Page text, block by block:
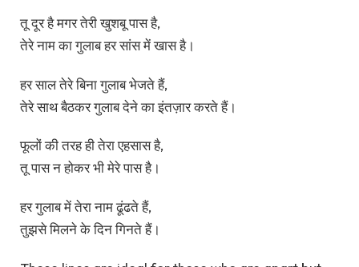
तू दूर है मगर तेरी खुशबू पास है,
तेरे नाम का गुलाब हर सांस में खास है।
हर साल तेरे बिना गुलाब भेजते हैं,
तेरे साथ बैठकर गुलाब देने का इंतज़ार करते हैं।
फूलों की तरह ही तेरा एहसास है,
तू पास न होकर भी मेरे पास है।
हर गुलाब में तेरा नाम ढूंढते हैं,
तुझसे मिलने के दिन गिनते हैं।